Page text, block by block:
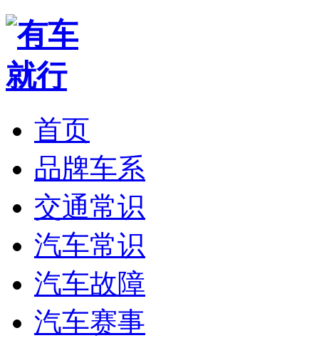
首页
品牌车系
交通常识
汽车常识
汽车故障
汽车赛事